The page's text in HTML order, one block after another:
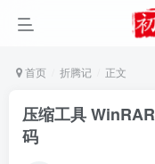
首页 折腾记 正文
压缩工具
码